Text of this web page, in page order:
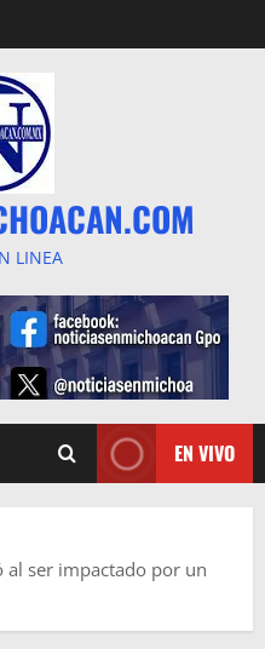
LINEA
EN VIVO
ser impactado por un